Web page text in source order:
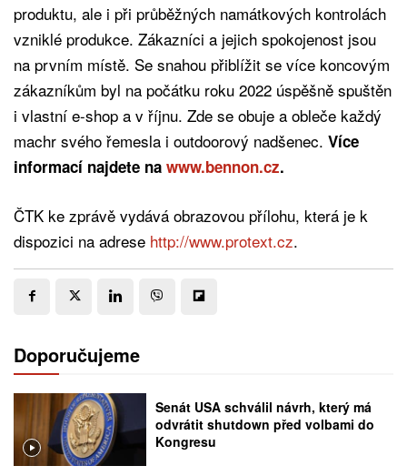
produktu, ale i při průběžných namátkových kontrolách
vzniklé produkce. Zákazníci a jejich spokojenost jsou
na prvním místě. Se snahou přiblížit se více koncovým
zákazníkům byl na počátku roku 2022 úspěšně spuštěn
i vlastní e-shop a v říjnu. Zde se obuje a obleče každý
machr svého řemesla i outdoorový nadšenec. Více
informací najdete na www.bennon.cz.
ČTK ke zprávě vydává obrazovou přílohu, která je k
dispozici na adrese http://www.protext.cz.
Doporučujeme
Senát USA schválil návrh, který má
odvrátit shutdown před volbami do
Kongresu